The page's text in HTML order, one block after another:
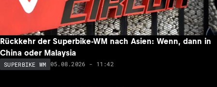
Rückkehr der Superbike-WM nach Asien: Wenn, dann in
China oder Malaysia
SUPERBIKE WM 05.08.2026 - 11:42